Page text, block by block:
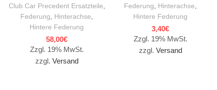
Club Car Precedent Ersatzteile
Federung
Hinterachse
Hintere Federung
58,00€
Zzgl. 19% MwSt.
zzgl. Versand
Federung
Hinterachse
Hintere Federung
3,40€
Zzgl. 19% MwSt.
zzgl. Versand